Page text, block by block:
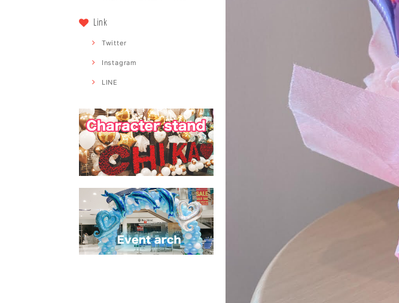
Link
Twitter
Instagram
LINE